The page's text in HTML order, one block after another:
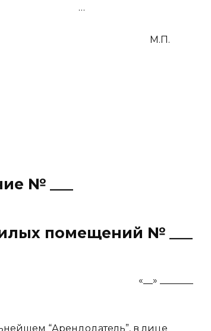
…
М.П.
№ ___
помещений № ___
_______
“Арендодатель”, в лице